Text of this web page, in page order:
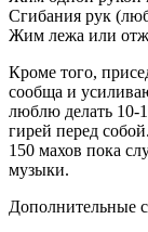
Сгибания рук
Жим лежа или
Кроме того,
сообща и
люблю делать 10-
гирей перед
150 махов пока
музыки.
Дополнительные